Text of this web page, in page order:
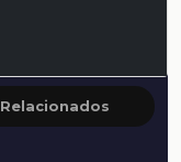
Relacionados